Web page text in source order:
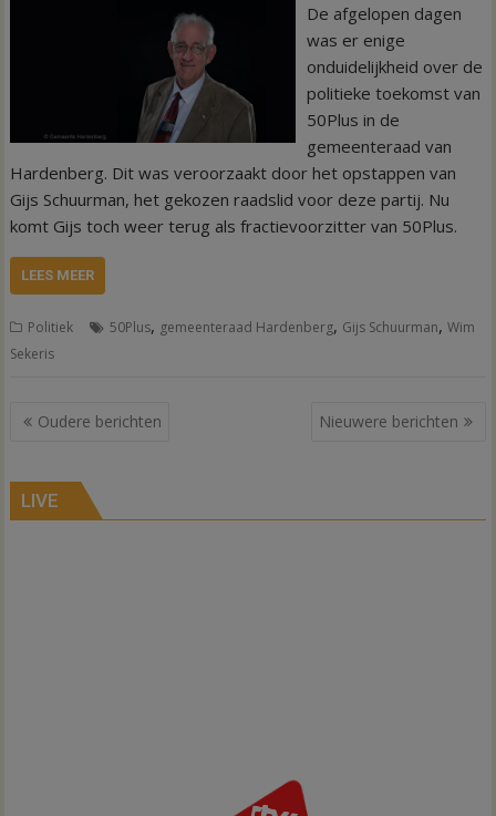
De afgelopen dagen
was er enige
onduidelijkheid over de
politieke toekomst van
50Plus in de
gemeenteraad van
Hardenberg. Dit was veroorzaakt door het opstappen van
Gijs Schuurman, het gekozen raadslid voor deze partij. Nu
komt Gijs toch weer terug als fractievoorzitter van 50Plus.
LEES MEER
Politiek 50Plus, gemeenteraad Hardenberg, Gijs Schuurman,Wim
Sekeris
Berichtennavigatie
Oudere berichten Nieuwere berichten
LIVE